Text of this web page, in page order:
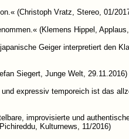
(Christoph Vratz, Stereo, 01/
(Klemens Hippel,
Geiger interpretiert den
Siegert, Junge Welt, 29.11.2016)
expressiv temporeich ist das
improvisierte und
Kulturnews, 11/2016)